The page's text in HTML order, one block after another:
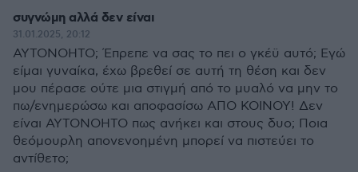
συγνώμη αλλά δεν είναι
31.01.2025, 20:12
ΑΥΤΟΝΟΗΤΟ; Έπρεπε να σας το πει ο γκέϋ αυτό; Εγώ
είμαι γυναίκα, έχω βρεθεί σε αυτή τη θέση και δεν
μου πέρασε ούτε μια στιγμή από το μυαλό να μην το
πω/ενημερώσω και αποφασίσω ΑΠΟ ΚΟΙΝΟΥ! Δεν
είναι ΑΥΤΟΝΟΗΤΟ πως ανήκει και στους δυο; Ποια
θεόμουρλη απονενοημένη μπορεί να πιστεύει το
αντίθετο;